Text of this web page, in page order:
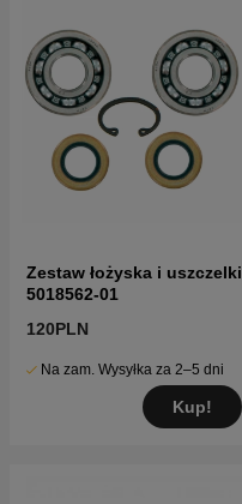
Zestaw łożyska i uszczelki
5018562-01
120PLN
Na zam. Wysyłka za 2–5 dni
Kup!